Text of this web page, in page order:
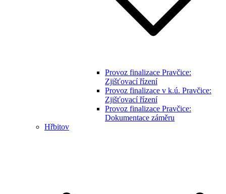
Provoz finalizace Pravčice:
Zjišťovací řízení
Provoz finalizace v k.ú. Pravčice:
Zjišťovací řízení
Provoz finalizace Pravčice:
Dokumentace záměru
Hřbitov